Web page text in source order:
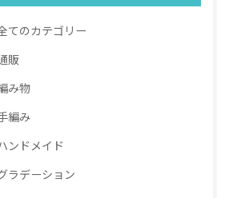
てのカテゴリー
販
み物
編み
ンドメイド
ラデーション